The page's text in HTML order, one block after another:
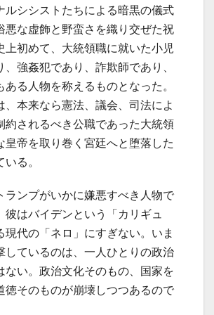
ルシシストたちによる暗黒の儀式
悪な虚飾と野蛮さを織り交ぜた祝
上初めて、大統領職に就いた小児
、強姦犯であり、詐欺師であり、
ある人物を称えるものとなった。
、本来なら憲法、議会、司法によ
約されるべき公職であった大統領
皇帝を取り巻く宮廷へと堕落した
る。
ランプがいかに嫌悪すべき人物で
彼はバイデンという「カリギュ
現代の「ネロ」にすぎない。いま
しているのは、一人ひとりの政治
ない。政治文化そのもの、国家を
徳そのものが崩壊しつつあるので